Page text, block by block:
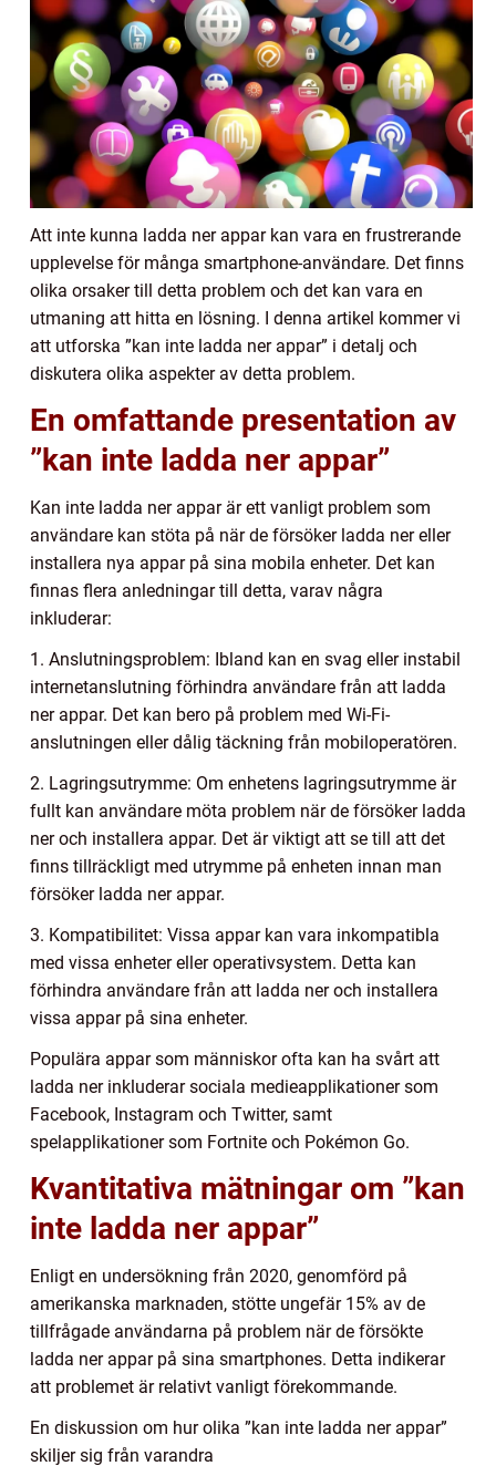
Att inte kunna ladda ner appar kan vara en frustrerande
upplevelse för många smartphone-användare. Det finns
olika orsaker till detta problem och det kan vara en
utmaning att hitta en lösning. I denna artikel kommer vi
att utforska ”kan inte ladda ner appar” i detalj och
diskutera olika aspekter av detta problem.
En omfattande presentation av
”kan inte ladda ner appar”
Kan inte ladda ner appar är ett vanligt problem som
användare kan stöta på när de försöker ladda ner eller
installera nya appar på sina mobila enheter. Det kan
finnas flera anledningar till detta, varav några
inkluderar:
1. Anslutningsproblem: Ibland kan en svag eller instabil
internetanslutning förhindra användare från att ladda
ner appar. Det kan bero på problem med Wi-Fi-
anslutningen eller dålig täckning från mobiloperatören.
2. Lagringsutrymme: Om enhetens lagringsutrymme är
fullt kan användare möta problem när de försöker ladda
ner och installera appar. Det är viktigt att se till att det
finns tillräckligt med utrymme på enheten innan man
försöker ladda ner appar.
3. Kompatibilitet: Vissa appar kan vara inkompatibla
med vissa enheter eller operativsystem. Detta kan
förhindra användare från att ladda ner och installera
vissa appar på sina enheter.
Populära appar som människor ofta kan ha svårt att
ladda ner inkluderar sociala medieapplikationer som
Facebook, Instagram och Twitter, samt
spelapplikationer som Fortnite och Pokémon Go.
Kvantitativa mätningar om ”kan
inte ladda ner appar”
Enligt en undersökning från 2020, genomförd på
amerikanska marknaden, stötte ungefär 15% av de
tillfrågade användarna på problem när de försökte
ladda ner appar på sina smartphones. Detta indikerar
att problemet är relativt vanligt förekommande.
En diskussion om hur olika ”kan inte ladda ner appar”
skiljer sig från varandra